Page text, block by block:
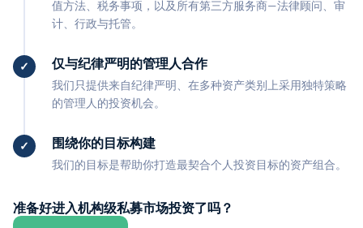
值方法、税务事项，以及所有第三方服务商—法律顾问、审
计、行政与托管。
仅与纪律严明的管理人合作
我们只提供来自纪律严明、在多种资产类别上采用独特策略
的管理人的投资机会。
围绕你的目标构建
我们的目标是帮助你打造最契合个人投资目标的资产组合。
准备好进入机构级私募市场投资了吗？